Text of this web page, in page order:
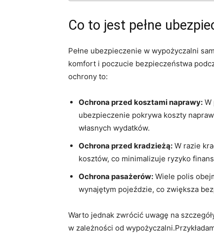
Co to jest pełne
Pełne ​ubezpieczenie w wypożyczalni
komfort i poczucie bezpieczeństwa
ochrony to:
Ochrona przed kosztami naprawy: W
ubezpieczenie pokrywa koszty
własnych wydatków.
Ochrona przed kradzieżą: W razie
kosztów, ⁢co minimalizuje ryzyko
Ochrona pasażerów: Wiele polis
wynajętym pojeździe, co zwiększa
Warto jednak zwrócić uwagę na
⁣w​ zależności od